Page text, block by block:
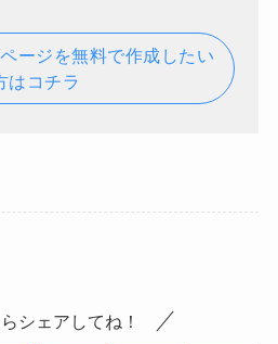
ージを無料で作成したい
はコチラ
シェアしてね！